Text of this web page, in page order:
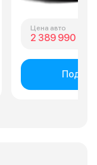
Цена авто
2 389 990 ₽